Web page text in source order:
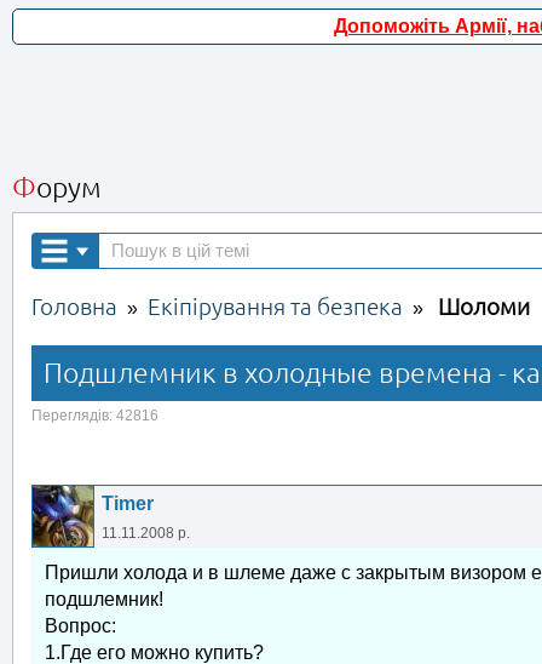
Допоможіть Армії,
Форум
Головна » Екіпірування та безпека » Шоломи
Подшлемник в холодные времена -
Переглядів: 42816
Timer
11.11.2008 р.
Пришли холода и в шлеме даже с закрытым визором
подшлемник!
Вопрос:
1.Где его можно купить?